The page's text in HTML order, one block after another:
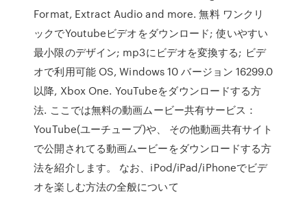
Format, Extract Audio and more. 無料 ワンクリ
ックでYoutubeビデオをダウンロード; 使いやすい
最小限のデザイン; mp3にビデオを変換する; ビデ
オで利用可能 OS, Windows 10 バージョン 16299.0
以降, Xbox One. YouTubeをダウンロードする方
法. ここでは無料の動画ムービー共有サービス：
YouTube(ユーチューブ)や、 その他動画共有サイト
で公開されてる動画ムービーをダウンロードする方
法を紹介します。 なお、iPod/iPad/iPhoneでビデ
オを楽しむ方法の全般について